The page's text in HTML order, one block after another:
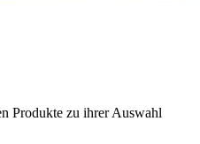
Produkte zu ihrer Auswahl